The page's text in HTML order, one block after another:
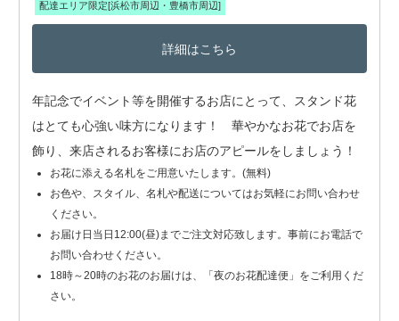
配達エリア限定[浜松市周辺・豊橋市周辺]
詳細はこちら
年記念でイベント等を開催するお店にとって、スタンド花
はとても心強い味方になります！ 華やかなお花でお店を
飾り、来店されるお客様にお店のアピールをしましょう！
お花に添える名札をご用意いたします。(無料)
お色や、スタイル、名札や配送についてはお気軽にお問い合わせ
ください。
お届け日当日12:00(昼)までご注文対応致します。事前にお電話で
お問い合わせください。
18時～20時のお花のお届けは、「夜のお花配達便」をご利用くだ
さい。